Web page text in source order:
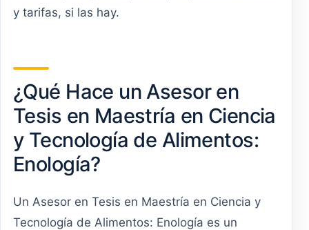
y tarifas, si las hay.
¿Qué Hace un Asesor en
Tesis en Maestría en Ciencia
y Tecnología de Alimentos:
Enología?
Un Asesor en Tesis en Maestría en Ciencia y
Tecnología de Alimentos: Enología es un